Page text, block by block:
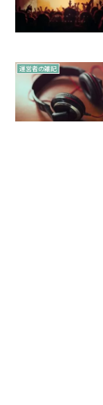
運営者の雑記